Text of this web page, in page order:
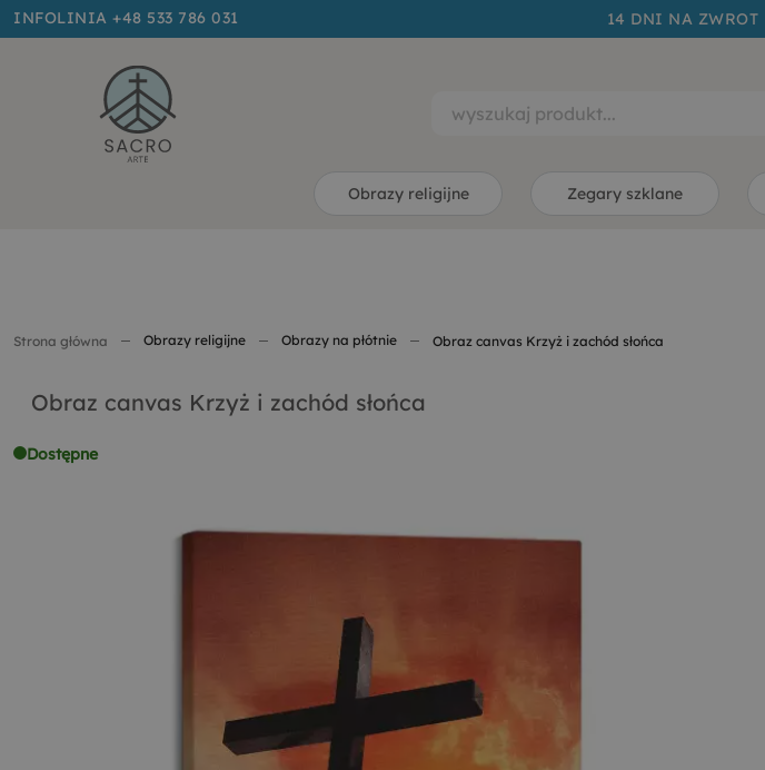
INFOLINIA +48 533 786 031 14 DNI NA ZWROT
Obrazy religijne Zegary szklane
Strona główna Obrazy religijne Obrazy na płótnie Obraz canvas Krzyż i zachód słońca
Obraz canvas Krzyż i zachód słońca
Dostępne